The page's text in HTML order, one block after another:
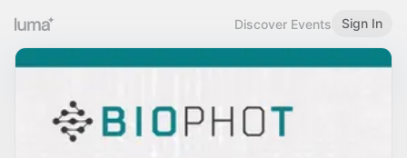
Discover Events Sign In